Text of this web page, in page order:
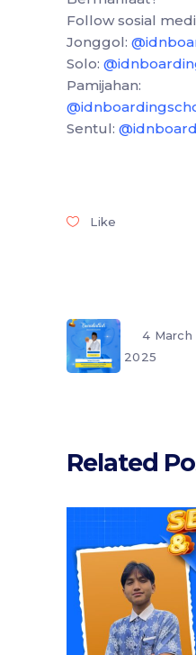
Follow sosial
Jonggol:
Solo:
Pamijahan:
Sentul:
Like
4 March
2025
Related